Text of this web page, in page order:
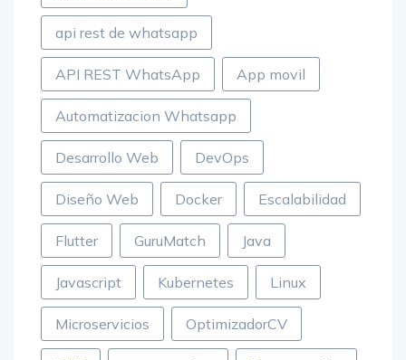
api rest de envios
api rest de whatsapp
API REST WhatsApp App movil
Automatizacion Whatsapp
Desarrollo Web DevOps
Diseño Web Docker Escalabilidad
Flutter GuruMatch Java
Javascript Kubernetes Linux
Microservicios OptimizadorCV